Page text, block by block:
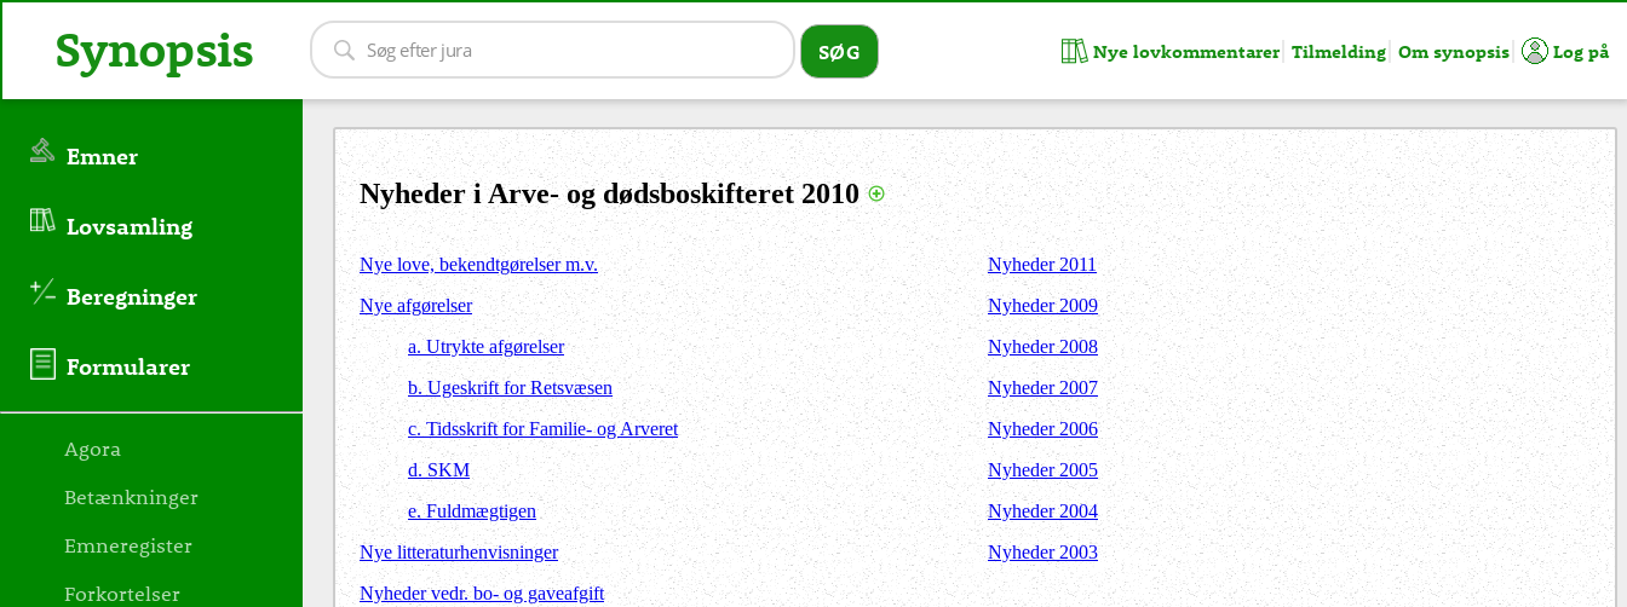
Nyheder i Arve- og dødsboskifteret 2010
Nye love, bekendtgørelser m.v.
Nye afgørelser
a. Utrykte afgørelser
b. Ugeskrift for Retsvæsen
c. Tidsskrift for Familie- og Arveret
d. SKM
e. Fuldmægtigen
Nye litteraturhenvisninger
Nyheder vedr. bo- og gaveafgift
Nyheder 2011
Nyheder 2009
Nyheder 2008
Nyheder 2007
Nyheder 2006
Nyheder 2005
Nyheder 2004
Nyheder 2003
Emner
Lovsamling
Beregninger
Formularer
Agora
Betænkninger
Emneregister
Forkortelser
Synopsis Nye lovkommentarer Tilmelding Om synopsis Log på